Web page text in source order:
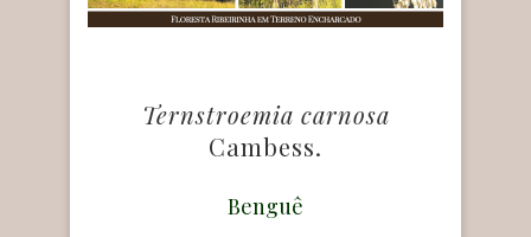
Ternstroemia carnosa
Cambess.
Benguê